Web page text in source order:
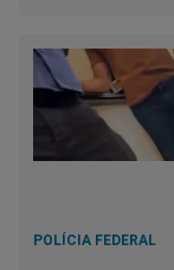
POLÍCIA FEDERAL